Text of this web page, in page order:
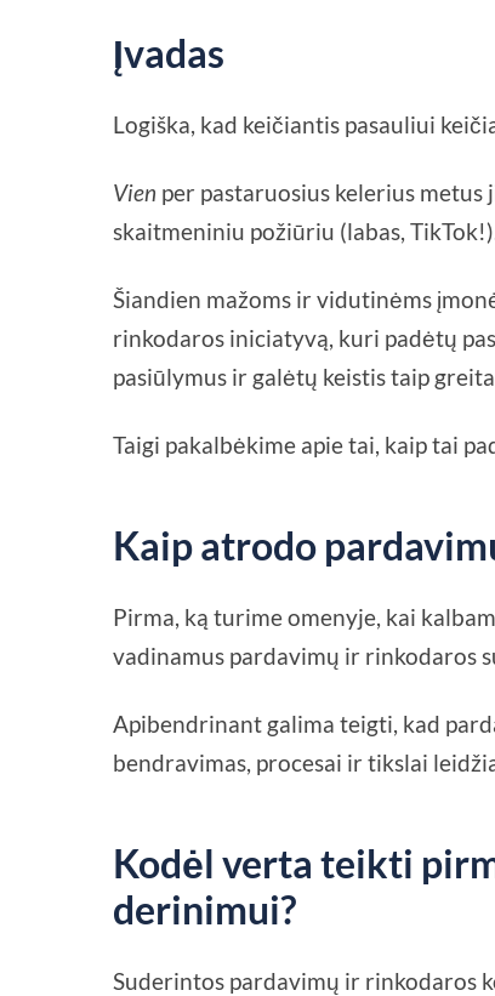
Įvadas
Logiška, kad keičiantis pasauliui
Vien per pastaruosius kelerius
skaitmeniniu požiūriu (labas, TikTok!).
Šiandien mažoms ir vidutinėms
rinkodaros iniciatyvą, kuri padėtų
pasiūlymus ir galėtų keistis taip
Taigi pakalbėkime apie tai, kaip tai
Kaip atrodo
Pirma, ką turime omenyje, kai
vadinamus pardavimų ir rinkodaros
Apibendrinant galima teigti, kad
bendravimas, procesai ir tikslai
Kodėl verta teikti
derinimui?
Suderintos pardavimų ir rinkodaros